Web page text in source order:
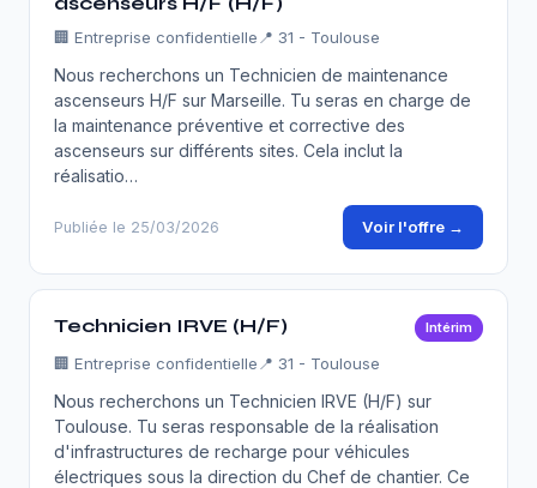
🏢 Entreprise confidentielle 📍 31 - Toulouse
Nous recherchons un Technicien de maintenance
ascenseurs H/F sur Marseille. Tu seras en charge de
la maintenance préventive et corrective des
ascenseurs sur différents sites. Cela inclut la
réalisatio…
Publiée le 25/03/2026 Voir l'offre →
Technicien IRVE (H/F) Intérim
🏢 Entreprise confidentielle 📍 31 - Toulouse
Nous recherchons un Technicien IRVE (H/F) sur
Toulouse. Tu seras responsable de la réalisation
d'infrastructures de recharge pour véhicules
électriques sous la direction du Chef de chantier. Ce